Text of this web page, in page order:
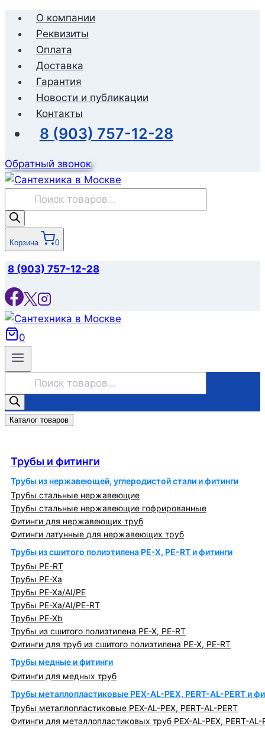
Перейти
содержимому
О компании
Реквизиты
Оплата
Доставка
Гарантия
Новости и публикации
Контакты
8 (903) 757-12-28
Обратный звонок
товаров
Корзина 0
8 (903) 757-12-28
0
товаров
Каталог товаров
Трубы и фитинги
Трубы из нержавеющей, углеродистой стали и фитинги
Трубы стальные нержавеющие
Трубы стальные нержавеющие гофрированные
Фитинги для нержавеющих труб
Фитинги латунные для нержавеющих труб
Трубы из сшитого полиэтилена PE-X, PE-RT и фитинги
Трубы PE-RT
Трубы PE-Xa
Трубы PE-Xa/AI/PE
Трубы PE-Xa/AI/PE-RT
Трубы PE-Xb
Трубы из сшитого полиэтилена PE-X, PE-RT
Фитинги для труб из сшитого полиэтилена PE-X, PE-RT
Трубы медные и фитинги
Фитинги для медных труб
Трубы металлопластиковые PEX-AL-PEX, PERT-AL-PERT и
Трубы металлопластиковые PEX-AL-PEX, PERT-AL-PERT
Фитинги для металлопластиковых труб PEX-AL-PEX, PERT-AL-